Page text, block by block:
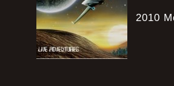
2010